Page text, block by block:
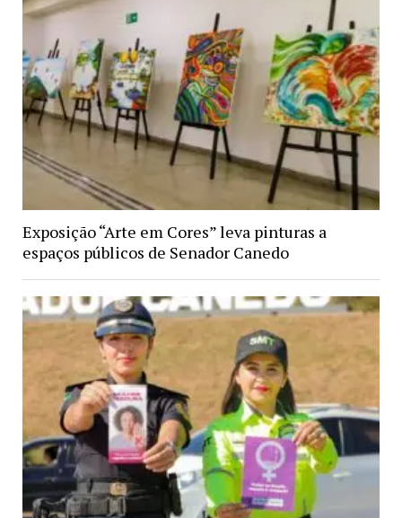
Exposição “Arte em Cores” leva pinturas a
espaços públicos de Senador Canedo